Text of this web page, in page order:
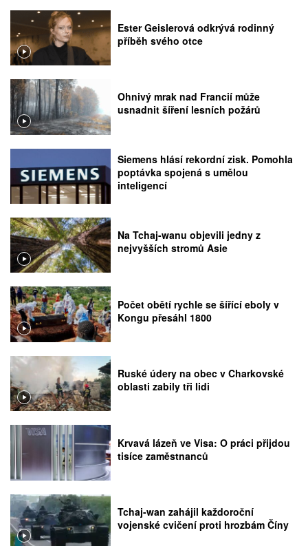
Ester Geislerová odkrývá rodinný
příběh svého otce
Ohnivý mrak nad Francií může
usnadnit šíření lesních požárů
Siemens hlásí rekordní zisk. Pomohla
poptávka spojená s umělou
inteligencí
Na Tchaj-wanu objevili jedny z
nejvyšších stromů Asie
Počet obětí rychle se šířící eboly v
Kongu přesáhl 1800
Ruské údery na obec v Charkovské
oblasti zabily tři lidi
Krvavá lázeň ve Visa: O práci přijdou
tisíce zaměstnanců
Tchaj-wan zahájil každoroční
vojenské cvičení proti hrozbám Číny